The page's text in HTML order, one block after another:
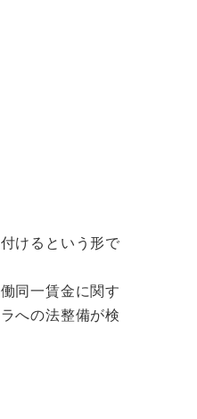
けるという形で
同一賃金に関す
への法整備が検